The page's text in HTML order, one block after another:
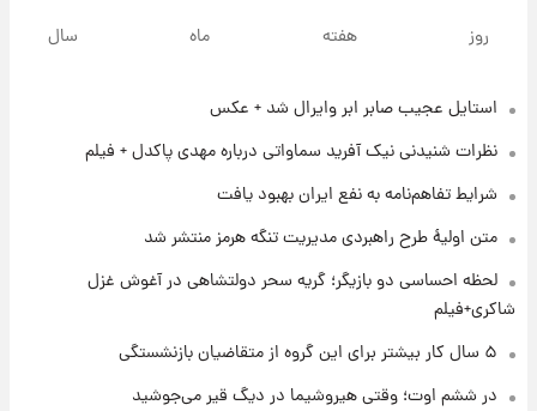
روزها پربارش‌تر خواهند بود؟
۱ روز پیش
شد؛ تیکدری، محبی و سرگیف با اعداد ویژه
جزئیات فعال‌سازی «کیف پول ایران» اعلام
شد+فیلم
تغییر تند قیمت محصولات ایران‌خودرو و سایپا
امروز پنجشنبه ۱۵ مرداد ۱۴۰۵ +جدول
روز هفته ماه سال
استایل عجیب صابر ابر وایرال شد + عکس
نظرات شنیدنی نیک آفرید سماواتی درباره مهدی پاکدل + فیلم
شرایط تفاهم‌نامه به نفع ایران بهبود یافت
متن اولیۀ طرح راهبردی مدیریت تنگه هرمز منتشر شد
لحظه احساسی دو بازیگر؛ گریه سحر دولتشاهی در آغوش غزل
شاکری+فیلم
۵ سال کار بیشتر برای این گروه از متقاضیان بازنشستگی
در ششم اوت؛ وقتی هیروشیما در دیگ قیر می‌جوشید